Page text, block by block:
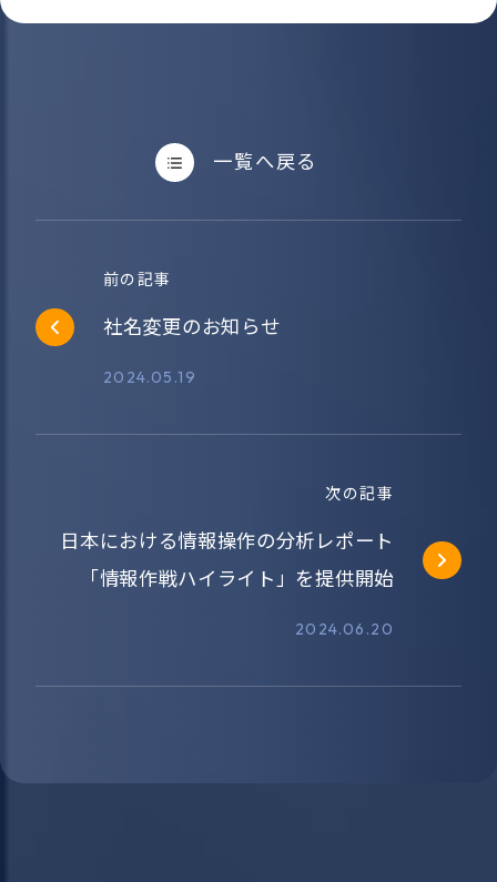
一覧へ戻る
前の記事
社名変更のお知らせ
2024.05.19
次の記事
日本における情報操作の分析レポート
「情報作戦ハイライト」を提供開始
2024.06.20